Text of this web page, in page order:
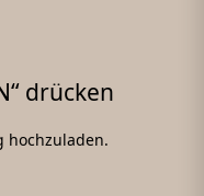
drücken
hochzuladen.